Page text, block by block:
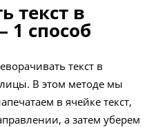
текст в
1 способ
текст в
В этом методе мы
в ячейке текст,
а затем уберем